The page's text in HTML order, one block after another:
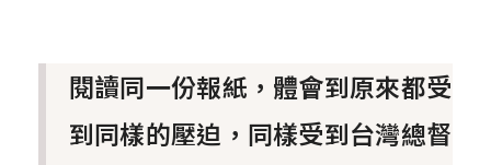
閱讀同一份報紙，體會到原來都受
到同樣的壓迫，同樣受到台灣總督